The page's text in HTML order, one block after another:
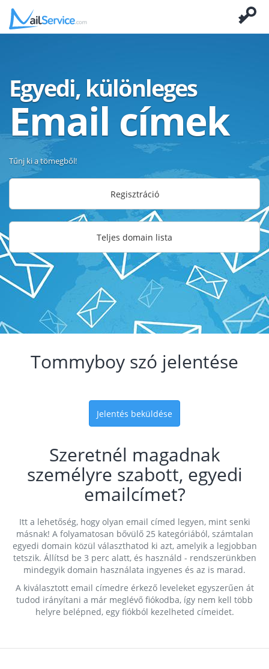
Egyedi, különleges
Email címek
Tűnj ki a tömegből!
Regisztráció
Teljes domain lista
Tommyboy szó jelentése
Jelentés beküldése
Szeretnél magadnak
személyre szabott, egyedi
emailcímet?
Itt a lehetőség, hogy olyan email címed legyen, mint senki
másnak! A folyamatosan bővülő 25 kategóriából, számtalan
egyedi domain közül választhatod ki azt, amelyik a legjobban
tetszik. Állítsd be 3 perc alatt, és használd - rendszerünkben
mindegyik domain használata ingyenes és az is marad.
A kiválasztott email címedre érkező leveleket egyszerűen át
tudod irányítani a már meglévő fiókodba, így nem kell több
helyre belépned, egy fiókból kezelheted címeidet.